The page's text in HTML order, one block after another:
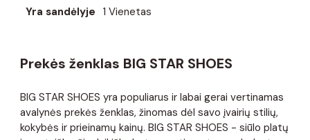
Yra sandėlyje 1 Vienetas
Prekės ženklas BIG STAR SHOES
BIG STAR SHOES yra populiarus ir labai gerai vertinamas
avalynės prekės ženklas, žinomas dėl savo įvairių stilių,
kokybės ir prieinamų kainų. BIG STAR SHOES - siūlo platų